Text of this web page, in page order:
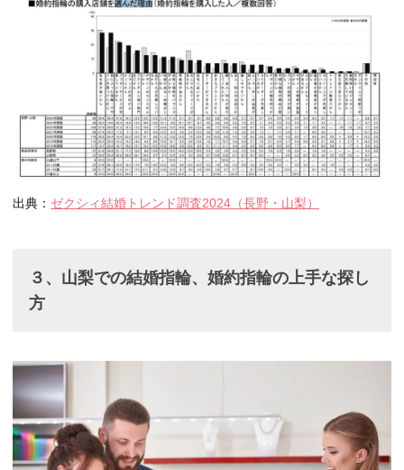
出典： ゼクシィ結婚トレンド調査2024（長野・山梨）
３、山梨での結婚指輪、婚約指輪の上手な探し
方